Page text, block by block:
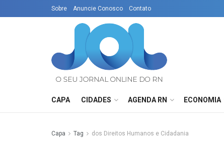
Sobre Anuncie Conosco Contato
CAPA CIDADES AGENDA RN ECONOMIA
Capa Tag dos Direitos Humanos e Cidadania